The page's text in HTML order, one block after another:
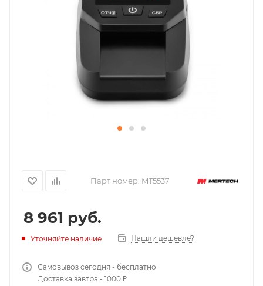
Парт номер: MT5537
8 961 руб.
Уточняйте наличие Нашли дешевле?
Самовывоз сегодня - бесплатно
Доставка завтра - 1000 ₽